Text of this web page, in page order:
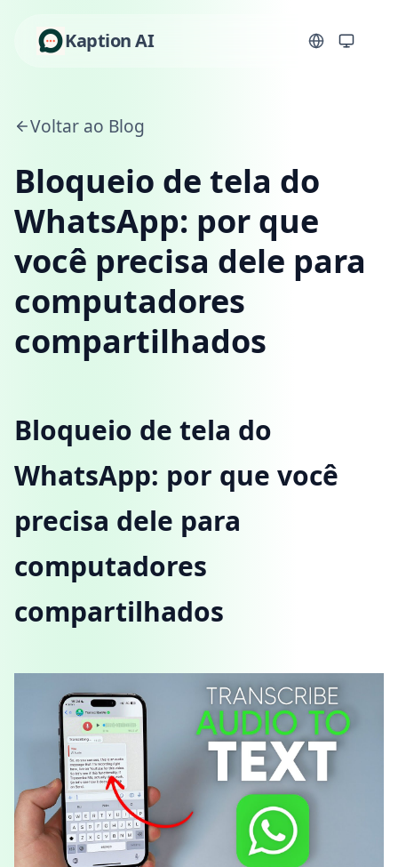
Kaption AI
Voltar ao Blog
Bloqueio de tela do
WhatsApp: por que
você precisa dele para
computadores
compartilhados
Bloqueio de tela do
WhatsApp: por que você
precisa dele para
computadores
compartilhados